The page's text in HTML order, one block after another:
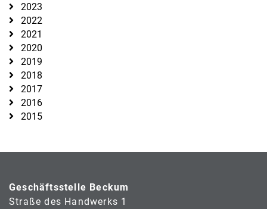
2023
2022
2021
2020
2019
2018
2017
2016
2015
Geschäftsstelle Beckum
Straße des Handwerks 1